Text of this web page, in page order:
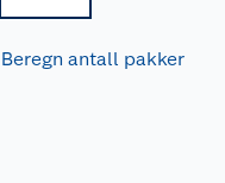
Beregn antall pakker